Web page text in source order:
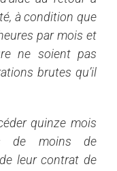
à condition que
par mois et
ne soient pas
brutes qu’il
quinze mois
de moins de
leur contrat de